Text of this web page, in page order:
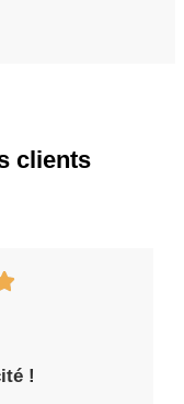
clients
!